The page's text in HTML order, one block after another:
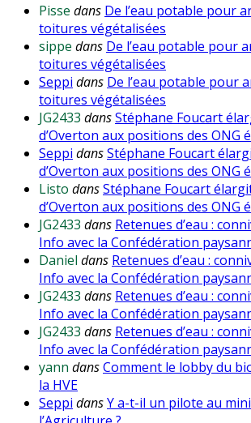
Pisse dans De l’eau potable pour
toitures végétalisées
sippe dans De l’eau potable pour
toitures végétalisées
Seppi dans De l’eau potable pour
toitures végétalisées
JG2433 dansStéphane Foucart
d’Overton aux positions des ONG
Seppi dansStéphane Foucart
d’Overton aux positions des ONG
Listo dansStéphane Foucart
d’Overton aux positions des ONG
JG2433 dans Retenues d’eau :
Info avec la Confédération
Daniel dans Retenues d’eau :
Info avec la Confédération
JG2433 dans Retenues d’eau :
Info avec la Confédération
JG2433 dans Retenues d’eau :
Info avec la Confédération
yann dansComment le lobby du
la HVE
Seppi dansY a-t-il un pilote au